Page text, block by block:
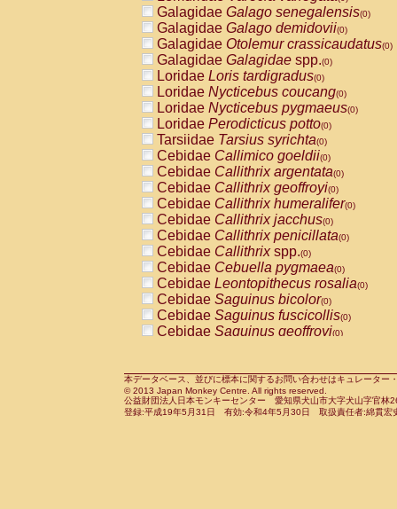
AtelidaeAteles belzebuth(0)
AtelidaeAteles geoffroyi(0)
AtelidaeAteles paniscus(0)
AtelidaeAtelesspp.(0)
Atelidae Lagothrix lagothricha
AtelidaeLagothrix lagothricha cana
PitheciidaeCacajao calvus
PitheciidaeCallicebus cupreus
PitheciidaeCallicebus donacophilus
PitheciidaeCallicebus moloch
PitheciidaeCallicebus torquatus
PitheciidaeCallicebusspp.(0)
PitheciidaeChiropotes satanas(0)
PitheciidaePithecia monachus
PitheciidaePithecia pithecia(0)
CercopithecidaeCercocebus agilis
CercopithecidaeCercocebus
CercopithecidaeCercocebus
CercopithecidaeCercocebus
CercopithecidaeCercocebus
CercopithecidaeCercocebushybrid
CercopithecidaePapio anubis(0)
CercopithecidaePapio cynocephalus
CercopithecidaePapio hamadryas(0)
Galagidae Galago senegalensis(0)
Galagidae Galago demidovii(0)
Galagidae Otolemur crassicaudatus(0)
Galagidae Galagidae spp.(0)
Loridae Loris tardigradus(0)
Loridae Nycticebus coucang(0)
Loridae Nycticebus pygmaeus(0)
Loridae Perodicticus potto(0)
Tarsiidae Tarsius syrichta(0)
Cebidae Callimico goeldii(0)
Cebidae Callithrix argentata(0)
Cebidae Callithrix geoffroyi(0)
Cebidae Callithrix humeralifer(0)
Cebidae Callithrix jacchus(0)
Cebidae Callithrix penicillata(0)
Cebidae Callithrixspp.(0)
Cebidae Cebuella pygmaea(0)
Cebidae Leontopithecus rosalia(0)
Cebidae Saguinus bicolor(0)
Cebidae Saguinus fuscicollis(0)
Cebidae Saguinus geoffroyi(0)
CebidaeSaguinus leucopus(0)
CebidaeSaguinus midas(0)
Cebidae Saguinus mystax(0)
本データベース、並びに標本に関するお問い合わせはキュレータ
© 2013 Japan Monkey Centre. All rights reserved.
公益財団法人日本モンキーセンター 愛知県犬山市大字犬山字官
登録:平成19年5月31日 有効:令和4年5月30日 取扱責任者:綿貫宏